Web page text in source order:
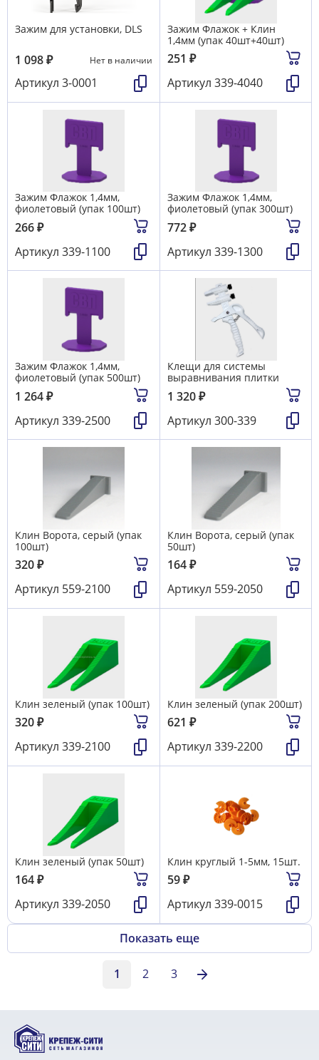
Зажим для установки, DLS
1 098₽ Нет в наличии
Артикул 3-0001
Зажим Флажок + Клин
1,4мм (упак 40шт+40шт)
251 ₽
Артикул 339-4040
Зажим Флажок 1,4мм,
фиолетовый (упак 100шт)
266₽
Артикул 339-1100
Зажим Флажок 1,4мм,
фиолетовый (упак 300шт)
772₽
Артикул 339-1300
Зажим Флажок 1,4мм,
фиолетовый (упак 500шт)
1 264₽
Артикул 339-2500
Клещи для системы
выравнивания плитки
1 320₽
Артикул 300-339
Клин Ворота, серый (упак
100шт)
320₽
Артикул 559-2100
Клин Ворота, серый (упак
50шт)
164₽
Артикул 559-2050
Клин зеленый (упак 100шт)
320₽
Артикул 339-2100
Клин зеленый (упак 200шт)
621 ₽
Артикул 339-2200
Клин зеленый (упак 50шт)
164₽
Артикул 339-2050
Клин круглый 1-5мм, 15шт.
59₽
Артикул 339-0015
Показать еще
1 2 3